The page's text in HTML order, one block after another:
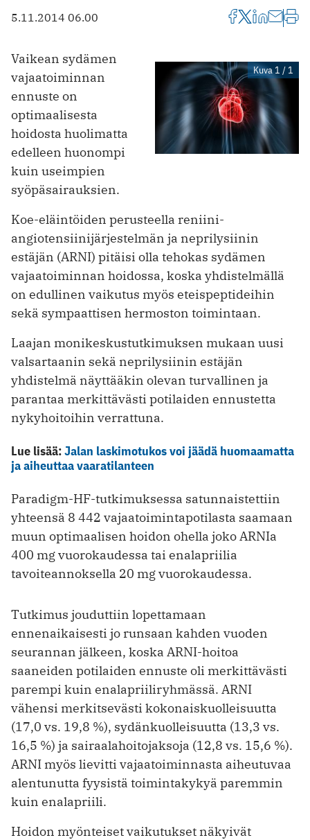
5.11.2014 06.00
Kuva 1 / 1
Vaikean sydämen
vajaatoiminnan
ennuste on
optimaalisesta
hoidosta huolimatta
edelleen huonompi
kuin useimpien
syöpäsairauksien.
Koe-eläintöiden perusteella reniini-
angiotensiinijärjestelmän ja neprilysiinin
estäjän (ARNI) pitäisi olla tehokas sydämen
vajaatoiminnan hoidossa, koska yhdistelmällä
on edullinen vaikutus myös eteispeptideihin
sekä sympaattisen hermoston toimintaan.
Laajan monikeskustutkimuksen mukaan uusi
valsartaanin sekä neprilysiinin estäjän
yhdistelmä näyttääkin olevan turvallinen ja
parantaa merkittävästi potilaiden ennustetta
nykyhoitoihin verrattuna.
Lue lisää:Jalan laskimotukos voi jäädä huomaamatta
ja aiheuttaa vaaratilanteen
Paradigm-HF-tutkimuksessa satunnaistettiin
yhteensä 8 442 vajaatoimintapotilasta saamaan
muun optimaalisen hoidon ohella joko ARNIa
400 mg vuorokaudessa tai enalapriilia
tavoiteannoksella 20 mg vuorokaudessa.
Tutkimus jouduttiin lopettamaan
ennenaikaisesti jo runsaan kahden vuoden
seurannan jälkeen, koska ARNI-hoitoa
saaneiden potilaiden ennuste oli merkittävästi
parempi kuin enalapriiliryhmässä. ARNI
vähensi merkitsevästi kokonaiskuolleisuutta
(17,0 vs. 19,8 %), sydänkuolleisuutta (13,3 vs.
16,5 %) ja sairaalahoitojaksoja (12,8 vs. 15,6 %).
ARNI myös lievitti vajaatoiminnasta aiheutuvaa
alentunutta fyysistä toimintakykyä paremmin
kuin enalapriili.
Hoidon myönteiset vaikutukset näkyivät